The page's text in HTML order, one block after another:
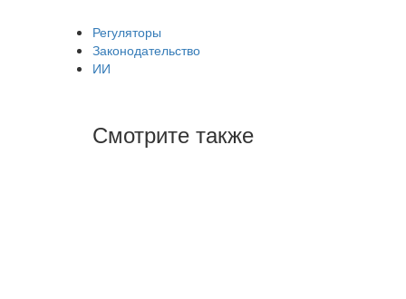
Регуляторы
Законодательство
ИИ
Смотрите также